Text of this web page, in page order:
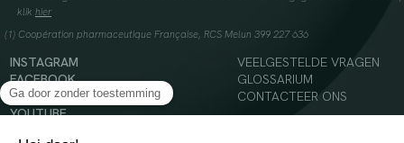
klik hier
(1) Coopération pharmaceutique Française, RCS Melun 399 227 636
INSTAGRAM
FACEBOOK
TIKTOK
YOUTUBE
VEELGESTELDE VRAGEN
GLOSSARIUM
CONTACTEER ONS